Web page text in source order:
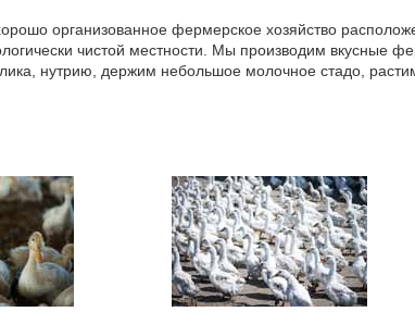
организованное фермерское хозяйство
чистой местности. Мы производим вкусные
нутрию, держим небольшое молочное стадо,